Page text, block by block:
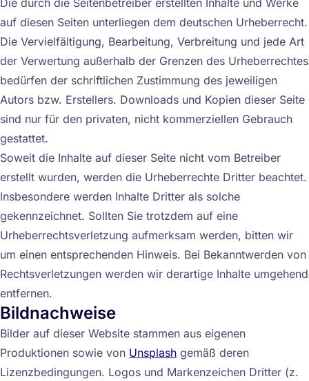
Die durch die Seitenbetreiber erstellten Inhalte und Werke
auf diesen Seiten unterliegen dem deutschen Urheberrecht.
Die Vervielfältigung, Bearbeitung, Verbreitung und jede Art
der Verwertung außerhalb der Grenzen des Urheberrechtes
bedürfen der schriftlichen Zustimmung des jeweiligen
Autors bzw. Erstellers. Downloads und Kopien dieser Seite
sind nur für den privaten, nicht kommerziellen Gebrauch
gestattet.
Soweit die Inhalte auf dieser Seite nicht vom Betreiber
erstellt wurden, werden die Urheberrechte Dritter beachtet.
Insbesondere werden Inhalte Dritter als solche
gekennzeichnet. Sollten Sie trotzdem auf eine
Urheberrechtsverletzung aufmerksam werden, bitten wir
um einen entsprechenden Hinweis. Bei Bekanntwerden von
Rechtsverletzungen werden wir derartige Inhalte umgehend
entfernen.
Bildnachweise
Bilder auf dieser Website stammen aus eigenen
Produktionen sowie von Unsplash gemäß deren
Lizenzbedingungen. Logos und Markenzeichen Dritter (z.